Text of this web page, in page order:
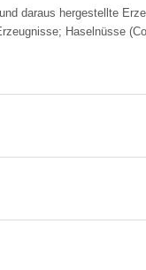
daraus hergestellte
Haselnüsse